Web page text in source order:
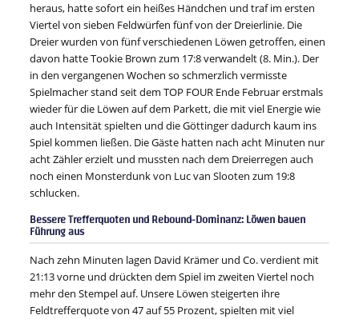
heraus, hatte sofort ein heißes Händchen und traf im ersten
Viertel von sieben Feldwürfen fünf von der Dreierlinie. Die
Dreier wurden von fünf verschiedenen Löwen getroffen, einen
davon hatte Tookie Brown zum 17:8 verwandelt (8. Min.). Der
in den vergangenen Wochen so schmerzlich vermisste
Spielmacher stand seit dem TOP FOUR Ende Februar erstmals
wieder für die Löwen auf dem Parkett, die mit viel Energie wie
auch Intensität spielten und die Göttinger dadurch kaum ins
Spiel kommen ließen. Die Gäste hatten nach acht Minuten nur
acht Zähler erzielt und mussten nach dem Dreierregen auch
noch einen Monsterdunk von Luc van Slooten zum 19:8
schlucken.
Bessere Trefferquoten und Rebound-Dominanz: Löwen bauen
Führung aus
Nach zehn Minuten lagen David Krämer und Co. verdient mit
21:13 vorne und drückten dem Spiel im zweiten Viertel noch
mehr den Stempel auf. Unsere Löwen steigerten ihre
Feldtrefferquote von 47 auf 55 Prozent, spielten mit viel